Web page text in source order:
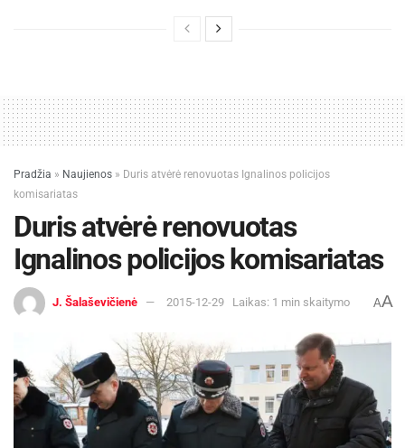
Pradžia » Naujienos » Duris atvėrė renovuotas Ignalinos policijos
komisariatas
Duris atvėrė renovuotas
Ignalinos policijos komisariatas
J. Šalaševičienė 2015-12-29 Laikas: 1 min skaitymo AA